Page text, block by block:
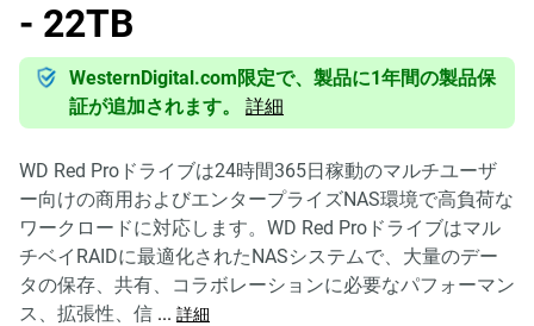
- 22TB
WesternDigital.com限定で、製品に1年間の製品保
証が追加されます。
詳細
WD Red Proドライブは24時間365日稼動のマルチユーザ
ー向けの商用およびエンタープライズNAS環境で高負荷な
ワークロードに対応します。WD Red Proドライブはマル
チベイRAIDに最適化されたNASシステムで、大量のデー
タの保存、共有、コラボレーションに必要なパフォーマン
ス、拡張性、信 ... 詳細